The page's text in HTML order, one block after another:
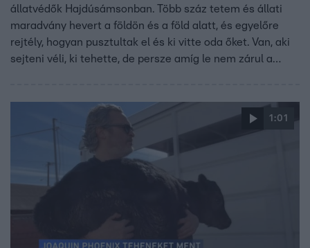
állatvédők Hajdúsámsonban. Több száz tetem és állati
maradvány hevert a földön és a föld alatt, és egyelőre
rejtély, hogyan pusztultak el és ki vitte oda őket. Van, aki
sejteni véli, ki tehette, de persze amíg le nem zárul a
állatvédők és a gyepmester vitájának, talált valakit, aki
épp egy friss tetemmel érkezett, sőt egy újabb sírt is.
1:01